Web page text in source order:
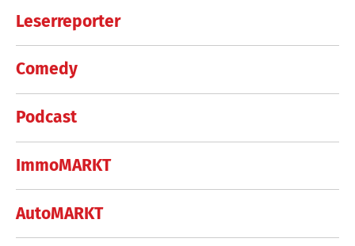
Leserreporter
Comedy
Podcast
ImmoMARKT
AutoMARKT